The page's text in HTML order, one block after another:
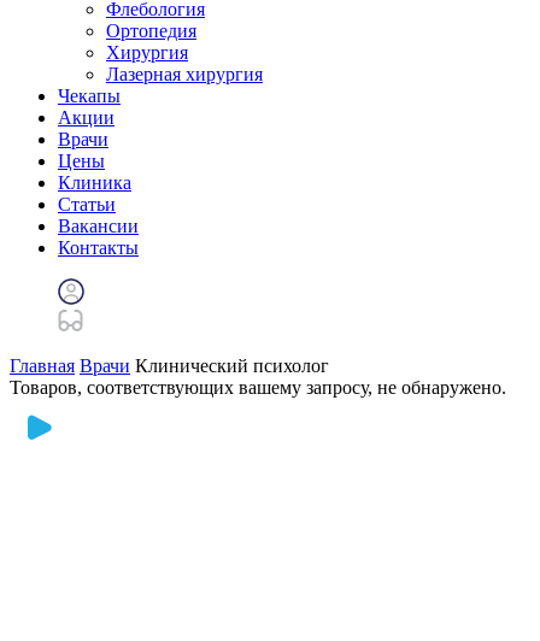
Флебология
Ортопедия
Хирургия
Лазерная хирургия
Чекапы
Акции
Врачи
Цены
Клиника
Статьи
Вакансии
Контакты
Главная Врачи Клинический психолог
Товаров, соответствующих вашему запросу, не обнаружено.